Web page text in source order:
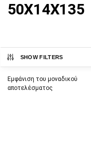
50X14X135
SHOW FILTERS
Εμφάνιση του μοναδικού
αποτελέσματος